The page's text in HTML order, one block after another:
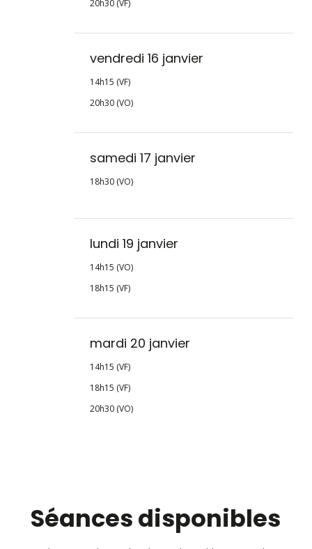
20h30 (VF)
vendredi 16 janvier
14h15 (VF)
20h30 (VO)
samedi 17 janvier
18h30 (VO)
lundi 19 janvier
14h15 (VO)
18h15 (VF)
mardi 20 janvier
14h15 (VF)
18h15 (VF)
20h30 (VO)
Séances disponibles